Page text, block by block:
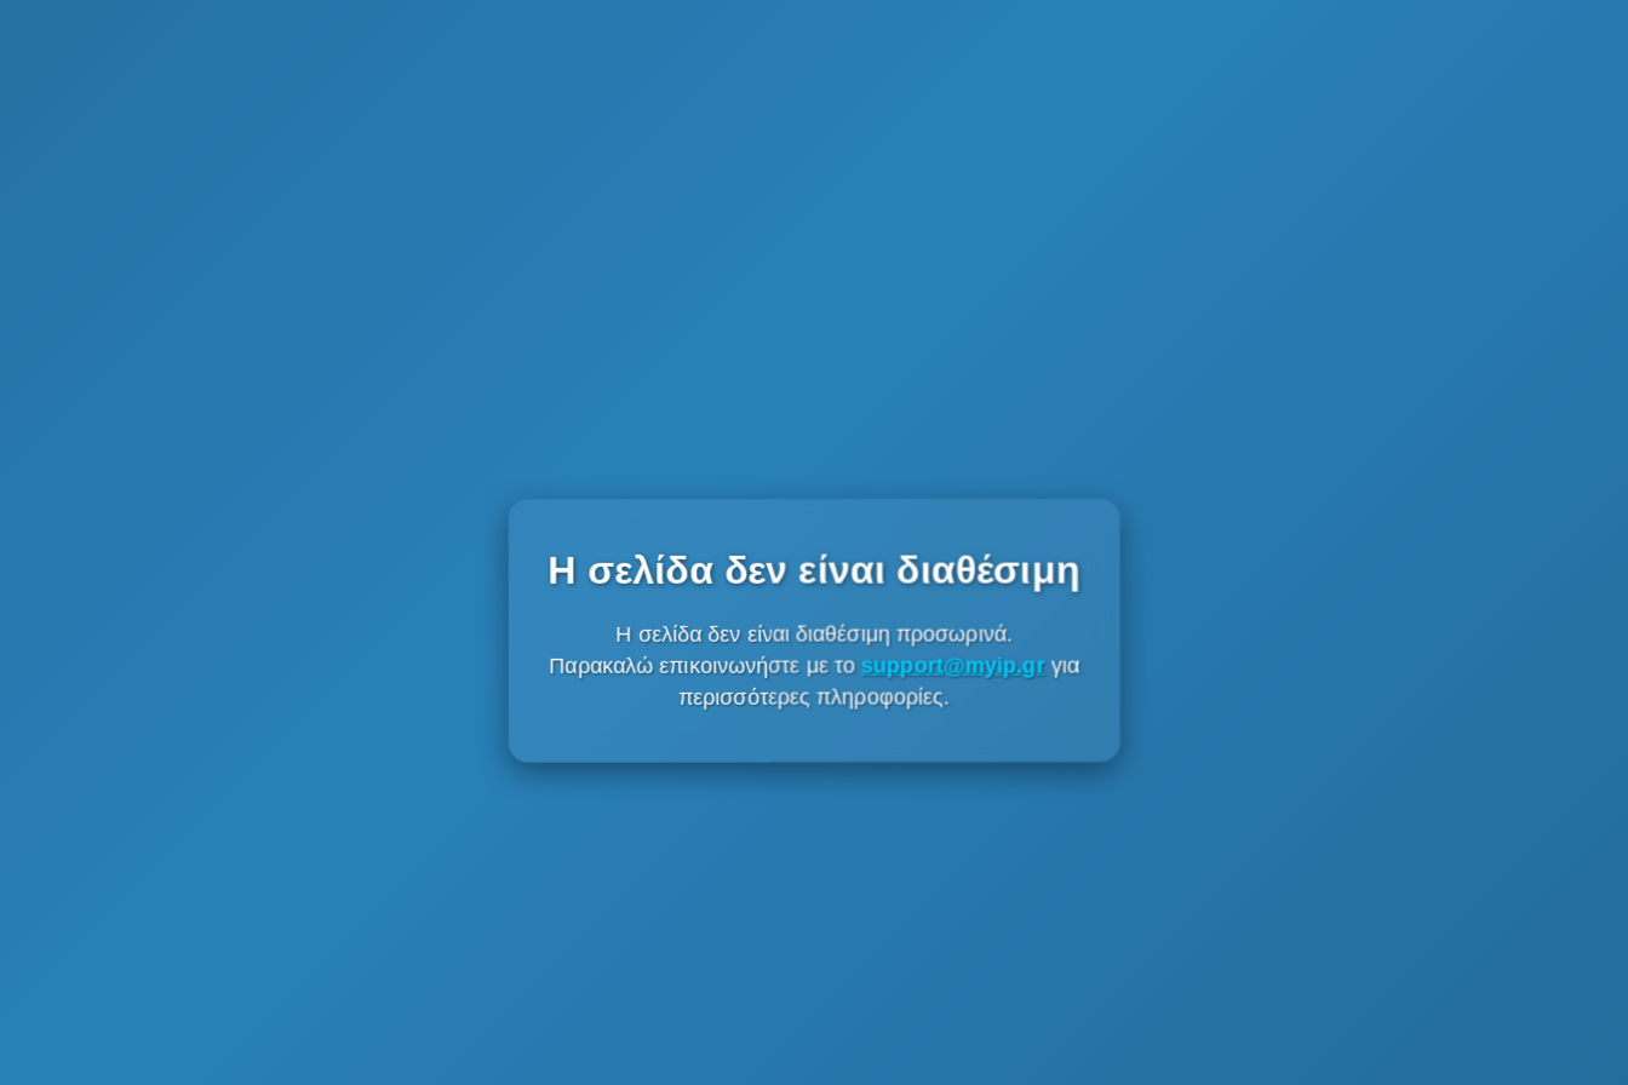
Η σελίδα δεν είναι διαθέσιμη
Η σελίδα δεν είναι διαθέσιμη προσωρινά.
Παρακαλώ επικοινωνήστε με το support@myip.grγια
περισσότερες πληροφορίες.